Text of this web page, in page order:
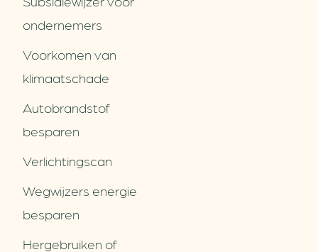
ondernemers
Voorkomen van
klimaatschade
Autobrandstof
besparen
Verlichtingscan
Wegwijzers energie
besparen
Hergebruiken of